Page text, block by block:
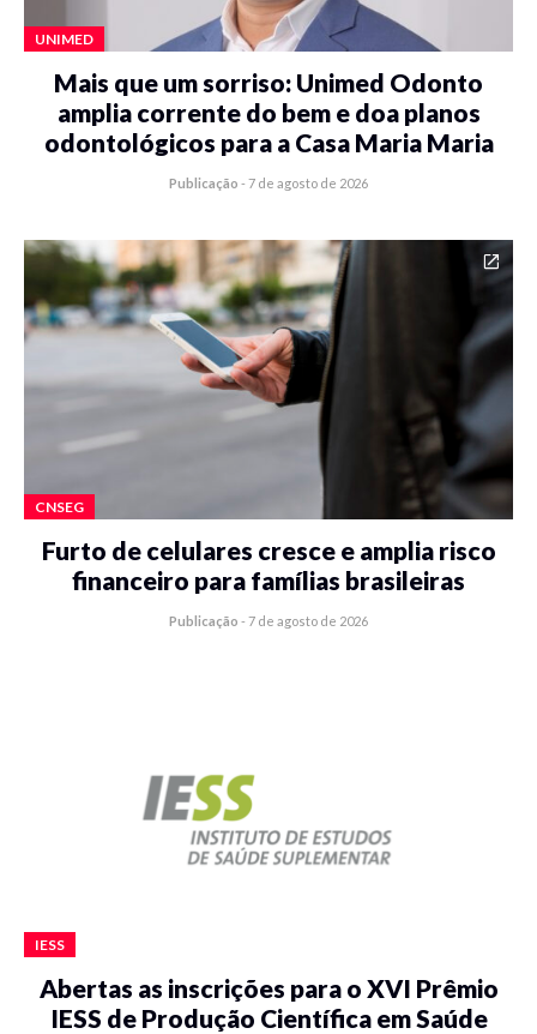
UNIMED
Mais que um sorriso: Unimed Odonto
amplia corrente do bem e doa planos
odontológicos para a Casa Maria Maria
Publicação - 7 de agosto de 2026
CNSEG
Furto de celulares cresce e amplia risco
financeiro para famílias brasileiras
Publicação - 7 de agosto de 2026
IESS
Abertas as inscrições para o XVI Prêmio
IESS de Produção Científica em Saúde